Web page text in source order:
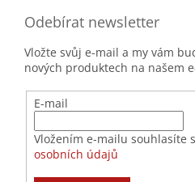
Odebírat newsletter
Vložte svůj e-mail a my vám
nových produktech na našem
E-mail
Vložením e-mailu souhlasíte s
osobních údajů